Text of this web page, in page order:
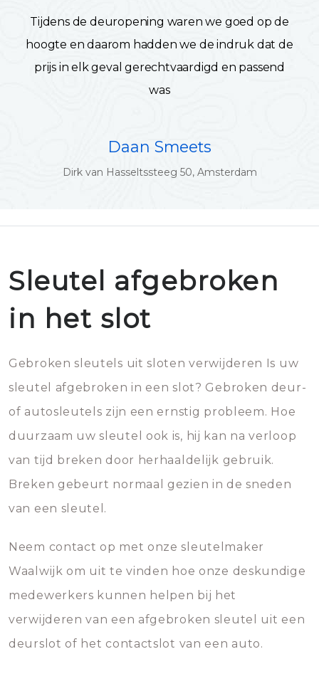
Tijdens de deuropening waren we goed op de
hoogte en daarom hadden we de indruk dat de
prijs in elk geval gerechtvaardigd en passend
was
Daan Smeets
Dirk van Hasseltssteeg 50, Amsterdam
Sleutel afgebroken
in het slot
Gebroken sleutels uit sloten verwijderen Is uw
sleutel afgebroken in een slot? Gebroken deur-
of autosleutels zijn een ernstig probleem. Hoe
duurzaam uw sleutel ook is, hij kan na verloop
van tijd breken door herhaaldelijk gebruik.
Breken gebeurt normaal gezien in de sneden
van een sleutel.
Neem contact op met onze sleutelmaker
Waalwijk om uit te vinden hoe onze deskundige
medewerkers kunnen helpen bij het
verwijderen van een afgebroken sleutel uit een
deurslot of het contactslot van een auto.